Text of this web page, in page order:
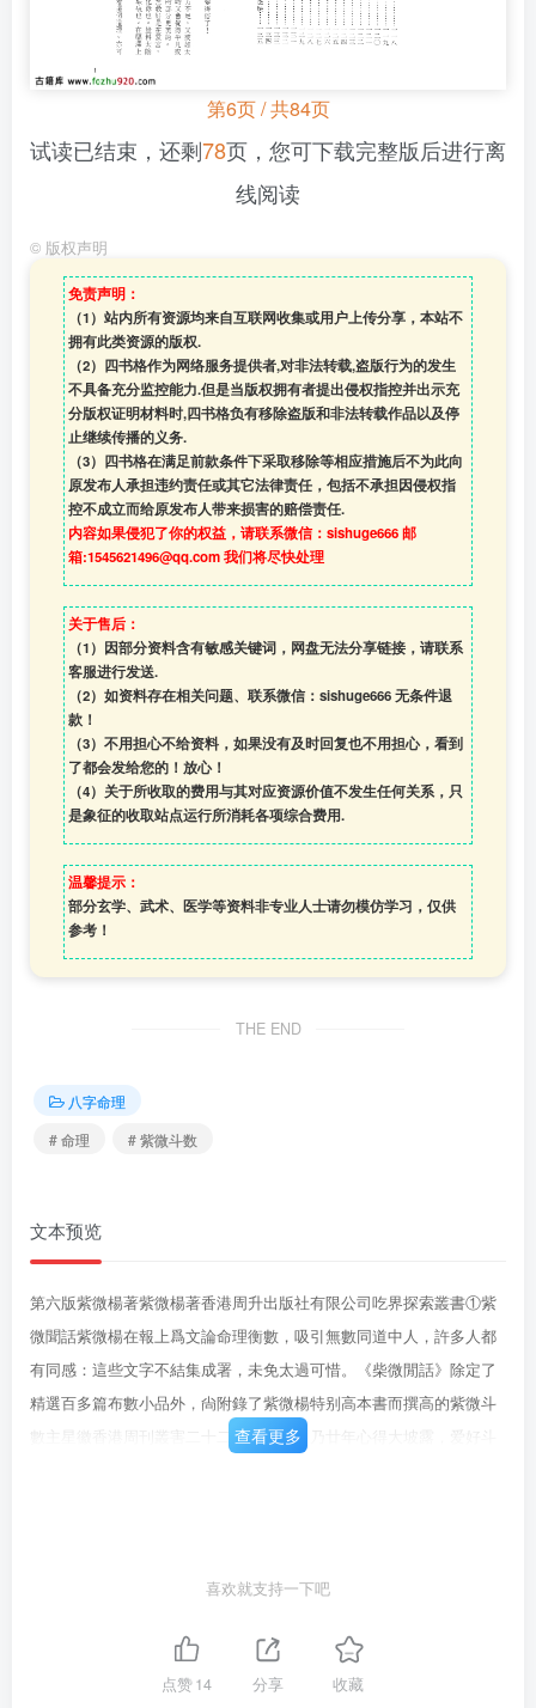
第6页 / 共84页
试读已结束，还剩78页，您可下载完整版后进行离
线阅读
© 版权声明
免责声明：
（1）站内所有资源均来自互联网收集或用户上传分享，本站不
拥有此类资源的版权.
（2）四书格作为网络服务提供者,对非法转载,盗版行为的发生
不具备充分监控能力.但是当版权拥有者提出侵权指控并出示充
分版权证明材料时,四书格负有移除盗版和非法转载作品以及停
止继续传播的义务.
（3）四书格在满足前款条件下采取移除等相应措施后不为此向
原发布人承担违约责任或其它法律责任，包括不承担因侵权指
控不成立而给原发布人带来损害的赔偿责任.
内容如果侵犯了你的权益，请联系微信：sishuge666 邮
箱:1545621496@qq.com 我们将尽快处理
关于售后：
（1）因部分资料含有敏感关键词，网盘无法分享链接，请联系
客服进行发送.
（2）如资料存在相关问题、联系微信：sishuge666 无条件退
款！
（3） 不用担心不给资料，如果没有及时回复也不用担心，看到
了都会发给您的！放心！
（4） 关于所收取的费用与其对应资源价值不发生任何关系，只
是象征的收取站点运行所消耗各项综合费用.
温馨提示：
部分玄学、武术、医学等资料非专业人士请勿模仿学习，仅供
参考！
THE END
八字命理
# 命理
# 紫微斗数
文本预览
第六版紫微楊著紫微楊著香港周升出版社有限公司吃界探索叢書①紫
微聞話紫微楊在報上爲文論命理衡數，吸引無數同道中人，許多人都
有同感：這些文字不結集成署，未免太過可惜。《柴微閒話》除定了
精選百多篇布數小品外，尙附錄了紫微楊特别高本書而撰高的紫微斗
數主星徽香港周刊叢害二十二元正验」，乃廿年心得大坡露，爱好斗
查看更多
喜欢就支持一下吧
点赞14 分享 收藏